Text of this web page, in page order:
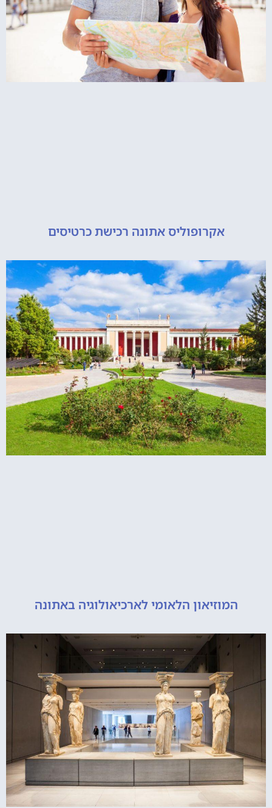
אקרופוליס אתונה רכישת כרטיסים
הלאומי לארכיאולוגיה באתונה